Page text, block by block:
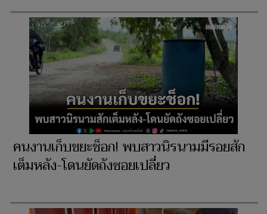
คนงานเก็บขยะช็อก! พบสาวนิรนามมีรอยสัก
เต็มหลัง-โดนยัดถังซอยเปลี่ยว